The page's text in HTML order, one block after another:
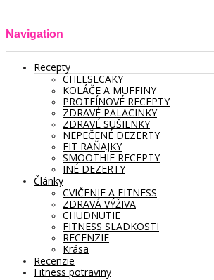
Navigation
Recepty
CHEESECAKY
KOLÁČE A MUFFINY
PROTEÍNOVÉ RECEPTY
ZDRAVÉ PALACINKY
ZDRAVÉ SUŠIENKY
NEPEČENÉ DEZERTY
FIT RAŇAJKY
SMOOTHIE RECEPTY
INÉ DEZERTY
Články
CVIČENIE A FITNESS
ZDRAVÁ VÝŽIVA
CHUDNUTIE
FITNESS SLADKOSTI
RECENZIE
Krása
Recenzie
Fitness potraviny